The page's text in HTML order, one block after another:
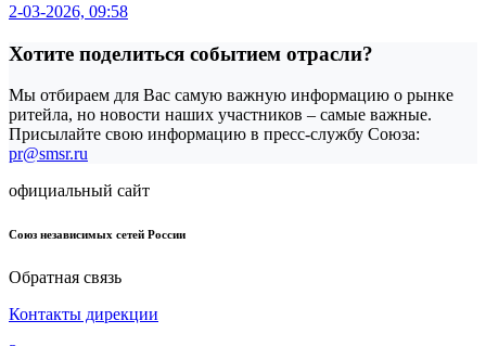
2-03-2026, 09:58
Хотите поделиться событием отрасли?
Мы отбираем для Вас самую важную информацию о рынке
ритейла, но новости наших участников – самые важные.
Присылайте свою информацию в пресс-службу Союза:
pr@smsr.ru
официальный сайт
Союз независимых сетей России
Обратная связь
Контакты дирекции